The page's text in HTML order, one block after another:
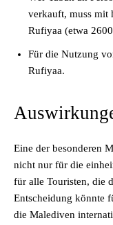
verkauft, muss mit
Rufiyaa (etwa
Für die Nutzung
Rufiyaa.
Eine der besonderen
nicht nur für die
für alle Touristen, die
Entscheidung könnte
die Malediven